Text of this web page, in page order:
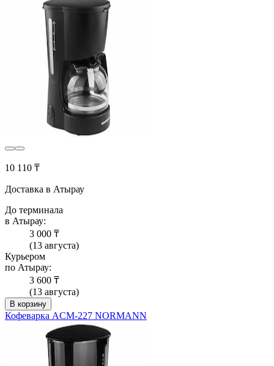
10 110 ₸
Доставка в Атырау
До терминала
в Атырау:
3 000 ₸
(13 августа)
Курьером
по Атырау:
3 600 ₸
(13 августа)
В корзину
Кофеварка ACM-227 NORMANN